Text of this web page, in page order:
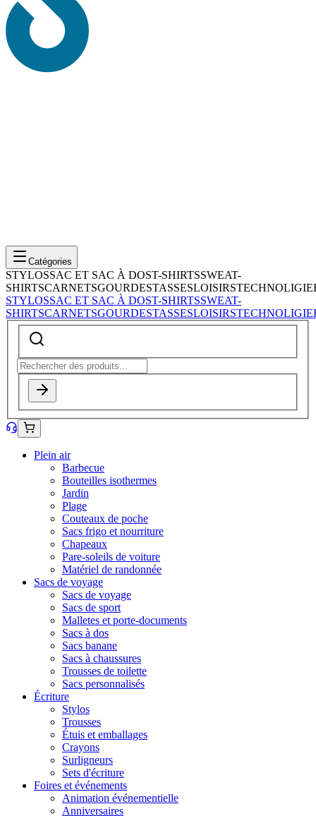
Catégories
STYLOSSAC ET SAC À DOST-SHIRTSSWEAT-
SHIRTSCARNETSGOURDESTASSESLOISIRSTECHNOLIGIE
STYLOSSAC ET SAC À DOST-SHIRTSSWEAT-
SHIRTSCARNETSGOURDESTASSESLOISIRSTECHNOLIGIE
Plein air
Barbecue
Bouteilles isothermes
Jardin
Plage
Couteaux de poche
Sacs frigo et nourriture
Chapeaux
Pare-soleils de voiture
Matériel de randonnée
Sacs de voyage
Sacs de voyage
Sacs de sport
Malletes et porte-documents
Sacs à dos
Sacs banane
Sacs à chaussures
Trousses de toilette
Sacs personnalisés
Écriture
Stylos
Trousses
Étuis et emballages
Crayons
Surligneurs
Sets d'écriture
Foires et événements
Animation événementielle
Anniversaires